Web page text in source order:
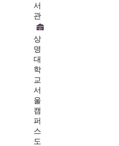
서
관
상
명
대
학
교
서
울
캠
퍼
스
도